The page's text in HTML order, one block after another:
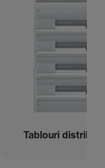
Tablouri